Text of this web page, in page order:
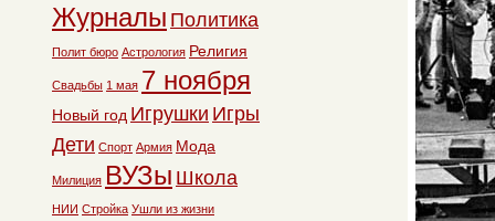
Журналы Политика
Полит бюро Астрология Религия
Свадьбы 1 мая 7 ноября
Новый год Игрушки Игры
Дети Спорт Армия Мода
Милиция ВУЗы Школа
НИИ Стройка Ушли из жизни